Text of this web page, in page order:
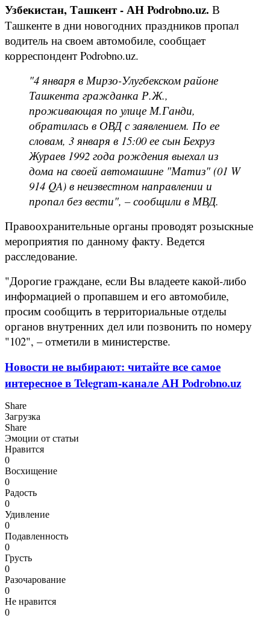
Узбекистан, Ташкент - АН Podrobno.uz. В
Ташкенте в дни новогодних праздников пропал
водитель на своем автомобиле, сообщает
корреспондент Podrobno.uz.
"4 января в Мирзо-Улугбекском районе
Ташкента гражданка Р.Ж.,
проживающая по улице М.Ганди,
обратилась в ОВД с заявлением. По ее
словам, 3 января в 15:00 ее сын Бехруз
Жураев 1992 года рождения выехал из
дома на своей автомашине "Матиз" (01 W
914 QA) в неизвестном направлении и
пропал без вести", – сообщили в МВД.
Правоохранительные органы проводят розыскные
мероприятия по данному факту. Ведется
расследование.
"Дорогие граждане, если Вы владеете какой-либо
информацией о пропавшем и его автомобиле,
просим сообщить в территориальные отделы
органов внутренних дел или позвонить по номеру
"102", – отметили в министерстве.
Новости не выбирают: читайте все самое
интересное в Telegram-канале АН Podrobno.uz
Share
Загрузка
Share
Эмоции от статьи
Нравится
0
Восхищение
0
Радость
0
Удивление
0
Подавленность
0
Грусть
0
Разочарование
0
Не нравится
0